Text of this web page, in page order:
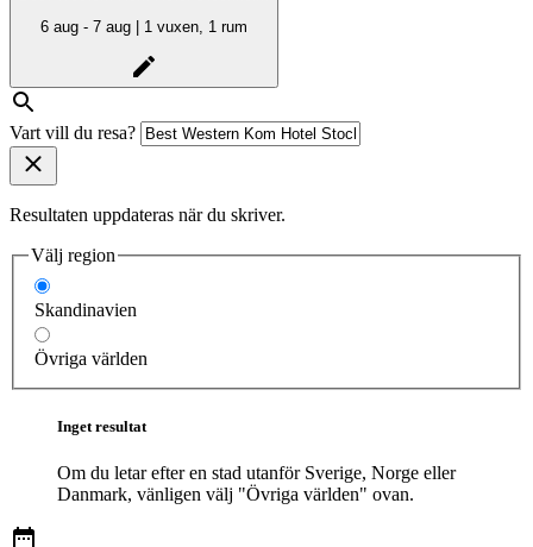
6 aug - 7 aug | 1 vuxen, 1 rum
Vart vill du resa?
Resultaten uppdateras när du skriver.
Välj region
Skandinavien
Övriga världen
Inget resultat
Om du letar efter en stad utanför Sverige, Norge eller
Danmark, vänligen välj "Övriga världen" ovan.